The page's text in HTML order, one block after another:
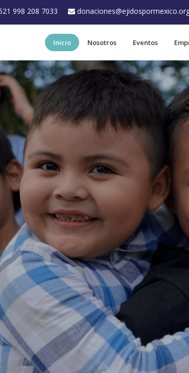
998 208 7033
Inicio Nosotros Eventos